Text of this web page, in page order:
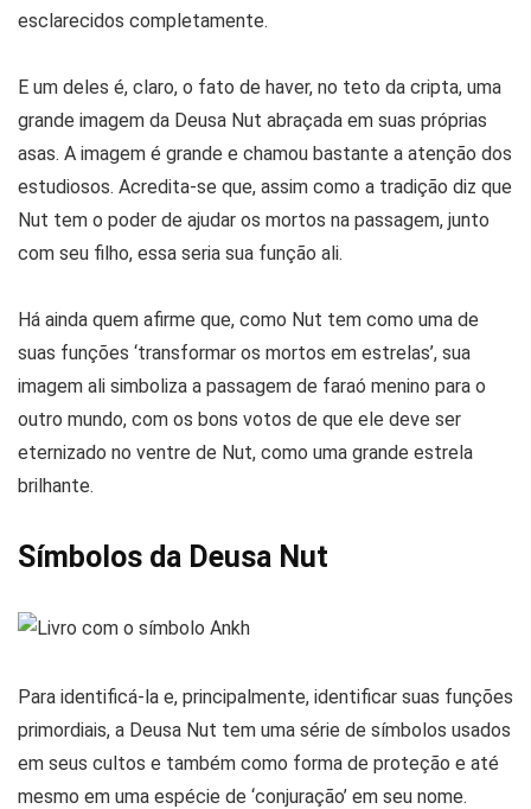
esclarecidos completamente.
E um deles é, claro, o fato de haver, no teto da cripta, uma
grande imagem da Deusa Nut abraçada em suas próprias
asas. A imagem é grande e chamou bastante a atenção dos
estudiosos. Acredita-se que, assim como a tradição diz que
Nut tem o poder de ajudar os mortos na passagem, junto
com seu filho, essa seria sua função ali.
Há ainda quem afirme que, como Nut tem como uma de
suas funções ‘transformar os mortos em estrelas’, sua
imagem ali simboliza a passagem de faraó menino para o
outro mundo, com os bons votos de que ele deve ser
eternizado no ventre de Nut, como uma grande estrela
brilhante.
Símbolos da Deusa Nut
Para identificá-la e, principalmente, identificar suas funções
primordiais, a Deusa Nut tem uma série de símbolos usados
em seus cultos e também como forma de proteção e até
mesmo em uma espécie de ‘conjuração’ em seu nome.